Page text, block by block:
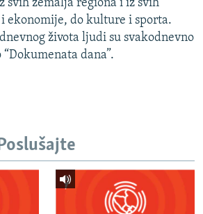
U BIH
svih zemalja regiona i iz svih
ekonomije, do kulture i sporta.
života ljudi su svakodnevno
dana”.